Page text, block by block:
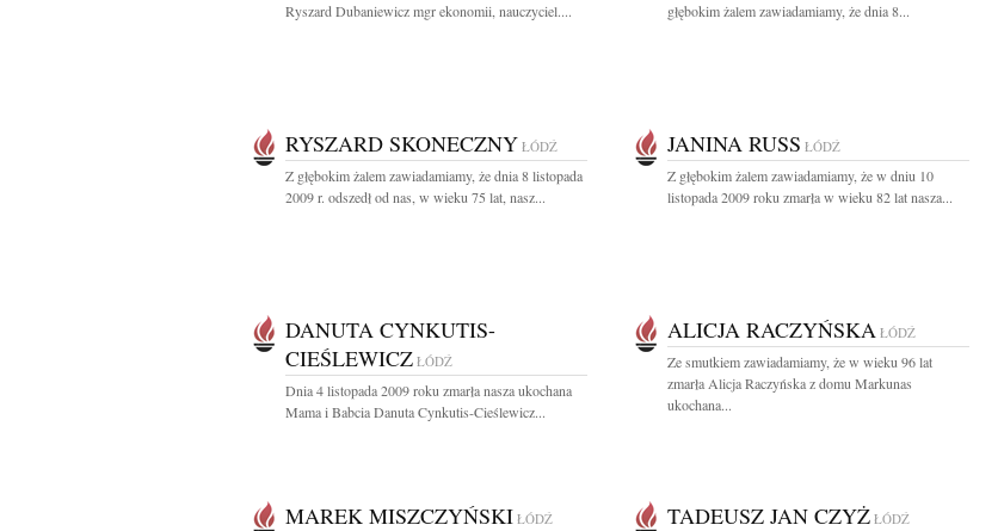
Ryszard Dubaniewicz mgr ekonomii, nauczyciel....
głębokim żalem zawiadamiamy, że dnia 8...
RYSZARD SKONECZNY ŁÓDŹ
Z głębokim żalem zawiadamiamy, że dnia 8 listopada
2009 r. odszedł od nas, w wieku 75 lat, nasz...
JANINA RUSS ŁÓDŹ
Z głębokim żalem zawiadamiamy, że w dniu 10
listopada 2009 roku zmarła w wieku 82 lat nasza...
DANUTA CYNKUTIS-
CIEŚLEWICZ ŁÓDŹ
Dnia 4 listopada 2009 roku zmarła nasza ukochana
Mama i Babcia Danuta Cynkutis-Cieślewicz...
ALICJA RACZYŃSKA ŁÓDŹ
Ze smutkiem zawiadamiamy, że w wieku 96 lat
zmarła Alicja Raczyńska z domu Markunas
ukochana...
MAREK MISZCZYŃSKI ŁÓDŹ TADEUSZ JAN CZYŻ ŁÓDŹ